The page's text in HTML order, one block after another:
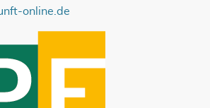
online.de